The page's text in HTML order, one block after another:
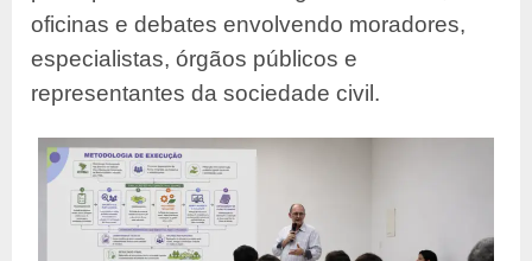
oficinas e debates envolvendo moradores,
especialistas, órgãos públicos e
representantes da sociedade civil.